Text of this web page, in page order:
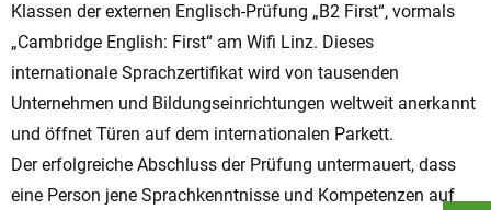
Klassen der externen Englisch-Prüfung „B2 First“, vormals
„Cambridge English: First“ am Wifi Linz. Dieses
internationale Sprachzertifikat wird von tausenden
Unternehmen und Bildungseinrichtungen weltweit anerkannt
und öffnet Türen auf dem internationalen Parkett.
Der erfolgreiche Abschluss der Prüfung untermauert, dass
eine Person jene Sprachkenntnisse und Kompetenzen auf